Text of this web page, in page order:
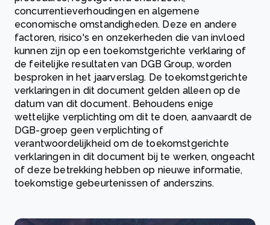
concurrentieverhoudingen en algemene
economische omstandigheden. Deze en andere
factoren, risico's en onzekerheden die van invloed
kunnen zijn op een toekomstgerichte verklaring of
de feitelijke resultaten van DGB Group, worden
besproken in het jaarverslag. De toekomstgerichte
verklaringen in dit document gelden alleen op de
datum van dit document. Behoudens enige
wettelijke verplichting om dit te doen, aanvaardt de
DGB-groep geen verplichting of
verantwoordelijkheid om de toekomstgerichte
verklaringen in dit document bij te werken, ongeacht
of deze betrekking hebben op nieuwe informatie,
toekomstige gebeurtenissen of anderszins.